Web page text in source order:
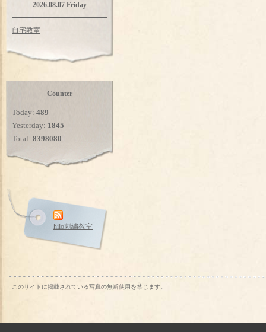
2026.08.07 Friday
自宅教室
Counter
Today: 489
Yesterday: 1845
Total: 8398080
hilo刺繍教室
このサイトに掲載されている写真の無断使用を禁じます。